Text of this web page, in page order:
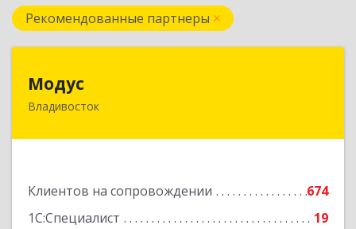
Рекомендованные партнеры
Модус
Владивосток
Клиентов на сопровождении
674
1С:Специалист
19
690091, Приморский край, Владивосток г, ул.